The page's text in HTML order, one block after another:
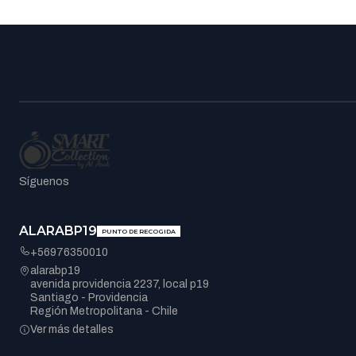
Síguenos
ALARABP19 PUNTO DE RECOGIDA
+56976350010
alarabp19
avenida providencia 2237, local p19
Santiago - Providencia
Región Metropolitana - Chile
Ver más detalles